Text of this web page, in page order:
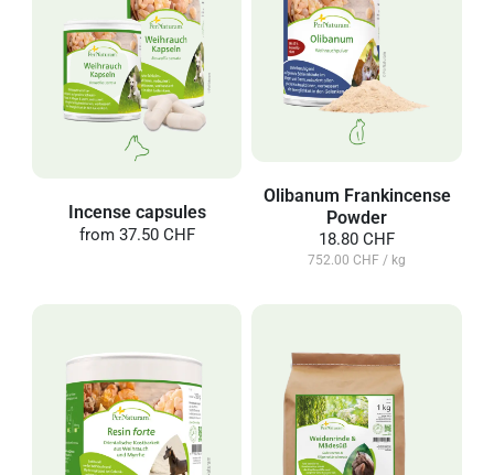
Incense capsules
from37.50 CHF
Olibanum Frankincense
Powder
18.80 CHF
752.00 CHF / kg